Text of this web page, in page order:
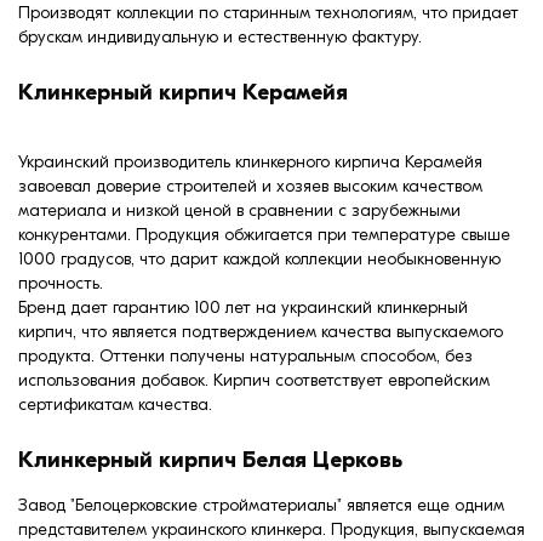
Производят коллекции по старинным технологиям, что придает
брускам индивидуальную и естественную фактуру.
Клинкерный кирпич Керамейя
Украинский производитель клинкерного кирпича Керамейя
завоевал доверие строителей и хозяев высоким качеством
материала и низкой ценой в сравнении с зарубежными
конкурентами. Продукция обжигается при температуре свыше
1000 градусов, что дарит каждой коллекции необыкновенную
прочность.
Бренд дает гарантию 100 лет на украинский клинкерный
кирпич, что является подтверждением качества выпускаемого
продукта. Оттенки получены натуральным способом, без
использования добавок. Кирпич соответствует европейским
сертификатам качества.
Клинкерный кирпич Белая Церковь
Завод "Белоцерковские стройматериалы" является еще одним
представителем украинского клинкера. Продукция, выпускаемая